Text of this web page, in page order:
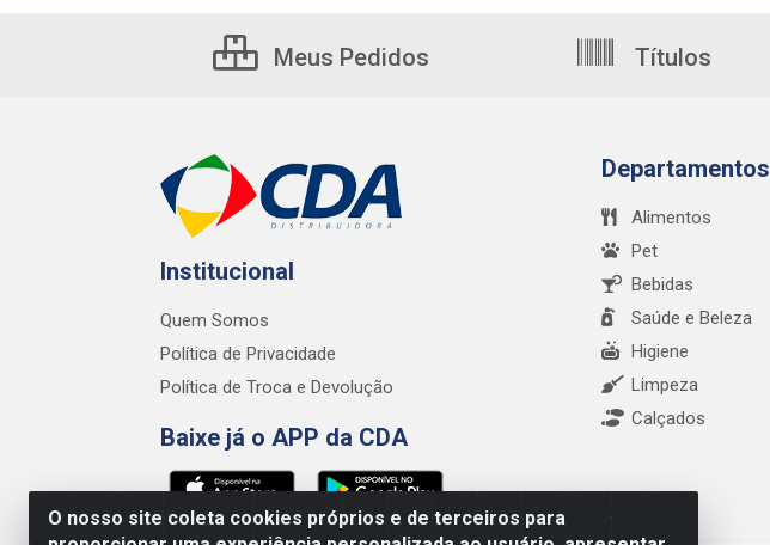
O nosso site coleta cookies próprios e de terceiros para
Meus Pedidos Títulos
Institucional
Quem Somos
Política de Privacidade
Política de Troca e Devolução
Baixe já o APP da CDA
Departamentos
Alimentos
Pet
Bebidas
Saúde e Beleza
Higiene
Limpeza
Calçados